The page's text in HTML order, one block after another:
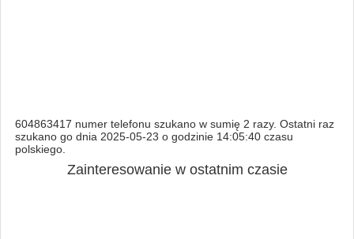
604863417 numer telefonu szukano w sumię 2 razy. Ostatni raz
szukano go dnia 2025-05-23 o godzinie 14:05:40 czasu
polskiego.
Zainteresowanie w ostatnim czasie